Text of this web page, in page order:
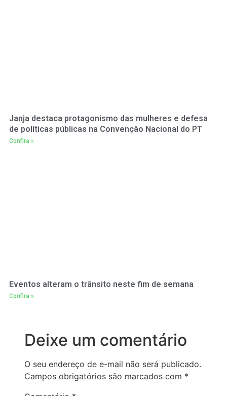
Janja destaca protagonismo das mulheres e defesa
de políticas públicas na Convenção Nacional do PT
Confira »
Eventos alteram o trânsito neste fim de semana
Confira »
Deixe um comentário
O seu endereço de e-mail não será publicado.
Campos obrigatórios são marcados com *